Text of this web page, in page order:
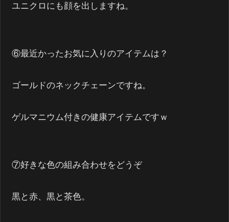
ユニクロにも顔を出しますね。
⑥最近かったお気に入りのアイテムは？
ゴールドのネックチェーンですね。
ゲルマニウム付きの健康アイテムですｗ
⑦好きな色の組み合わせをどうぞ
黒と赤、黒と茶色。